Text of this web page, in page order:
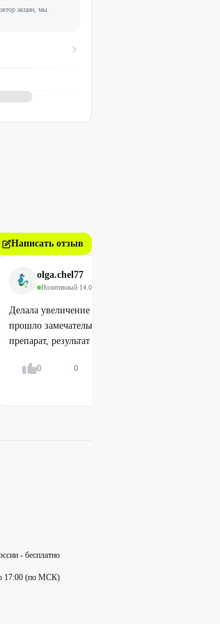
акции, мы
Написать отзыв
olga.chel77
Позитивный·14.08.2025
Делала увеличение губ. Переживала перед
прошло замечательно. Мастер очень аккуратно
препарат, результат отличный! Рекомендую!
0 0
- бесплатно
17:00 (по МСК)